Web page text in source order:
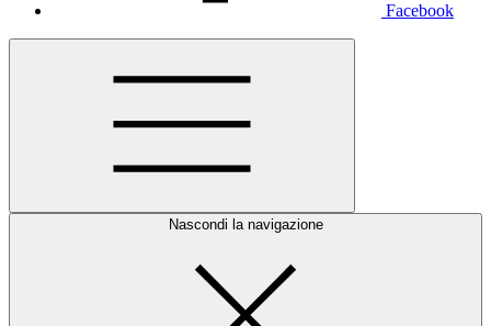
Facebook
Nascondi la navigazione